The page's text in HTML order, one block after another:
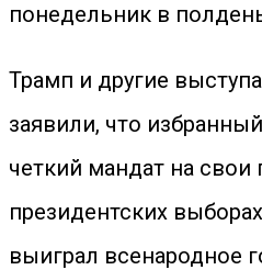
понедельник в
Трамп и другие
заявили, что
четкий мандат на свои
президентских
выиграл всенародное